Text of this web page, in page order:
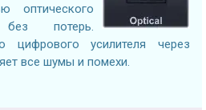
оптического
потерь.
цифрового усилителя через
все шумы и помехи.